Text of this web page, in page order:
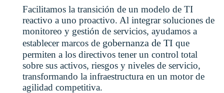
Facilitamos la transición de un modelo de TI
reactivo a uno proactivo. Al integrar soluciones de
monitoreo y gestión de servicios, ayudamos a
establecer marcos de gobernanza de TI que
permiten a los directivos tener un control total
sobre sus activos, riesgos y niveles de servicio,
transformando la infraestructura en un motor de
agilidad competitiva.